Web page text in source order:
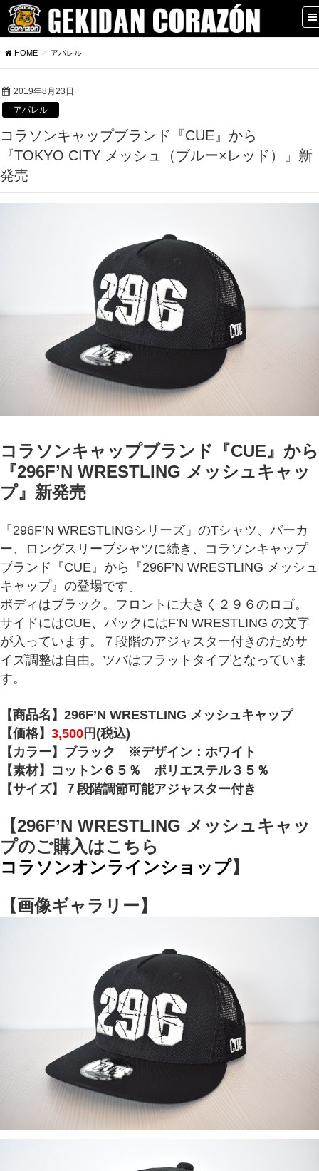
HOME アパレル
2019年8月23日
アパレル
コラソンキャップブランド『CUE』から
『TOKYO CITY メッシュ（ブルー×レッド）』新
発売
コラソンキャップブランド『CUE』から
『296F’N WRESTLING メッシュキャッ
プ』新発売
「296F’N WRESTLINGシリーズ」のTシャツ、パーカ
ー、ロングスリーブシャツに続き、コラソンキャップ
ブランド『CUE』から『296F’N WRESTLING メッシュ
キャップ』の登場です。
ボディはブラック。フロントに大きく２９６のロゴ。
サイドにはCUE、バックにはF’N WRESTLING の文字
が入っています。７段階のアジャスター付きのためサ
イズ調整は自由。ツバはフラットタイプとなっていま
す。
【商品名】296F’N WRESTLING メッシュキャップ
【価格】 3,500 円(税込)
【カラー】ブラック ※デザイン：ホワイト
【素材】コットン６５％ ポリエステル３５％
【サイズ】７段階調節可能アジャスター付き
【296F’N WRESTLING メッシュキャッ
プのご購入はこちら
コラソンオンラインショップ】
【画像ギャラリー】